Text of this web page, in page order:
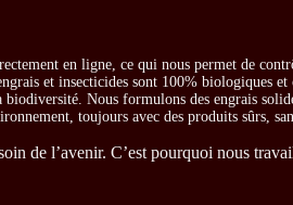
en ligne, ce qui nous permet de
et insecticides sont 100%
Nous formulons des engrais
toujours avec des produits sûrs,
de l’avenir. C’est pourquoi nous